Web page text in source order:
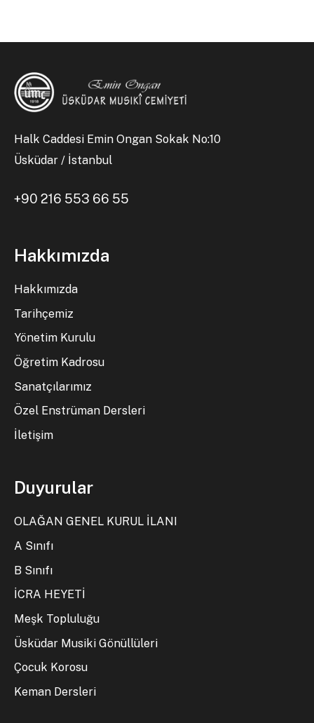
Halk Caddesi Emin Ongan Sokak No:10
Üsküdar / İstanbul
+90 216 553 66 55
Hakkımızda
Hakkımızda
Tarihçemiz
Yönetim Kurulu
Öğretim Kadrosu
Sanatçılarımız
Özel Enstrüman Dersleri
İletişim
Duyurular
OLAĞAN GENEL KURUL İLANI
A Sınıfı
B Sınıfı
İCRA HEYETİ
Meşk Topluluğu
Üsküdar Musiki Gönüllüleri
Çocuk Korosu
Keman Dersleri